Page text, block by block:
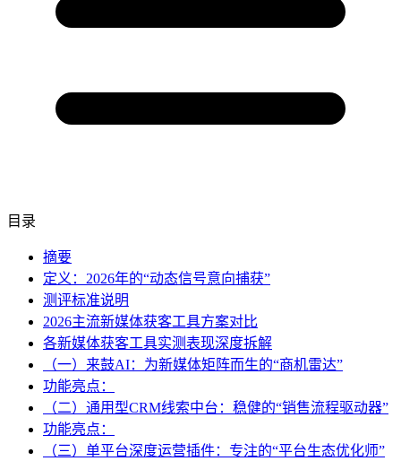
目录
摘要
定义：2026年的“动态信号意向捕获”
测评标准说明
2026主流新媒体获客工具方案对比
各新媒体获客工具实测表现深度拆解
（一）来鼓AI：为新媒体矩阵而生的“商机雷达”
功能亮点：
（二）通用型CRM线索中台：稳健的“销售流程驱动器”
功能亮点：
（三）单平台深度运营插件：专注的“平台生态优化师”